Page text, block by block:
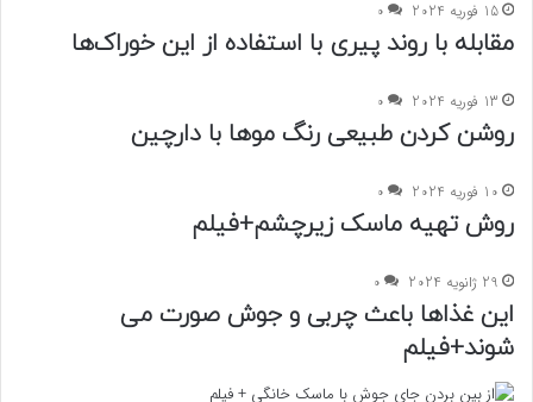
15 فوریه 2024 0
مقابله با روند پیری با استفاده از این خوراک‌ها
13 فوریه 2024 0
روشن کردن طبیعی رنگ موها با دارچین
10 فوریه 2024 0
روش تهیه ماسک زیرچشم+فیلم
29 ژانویه 2024 0
این غذاها باعث چربی و جوش صورت می
شوند+فیلم